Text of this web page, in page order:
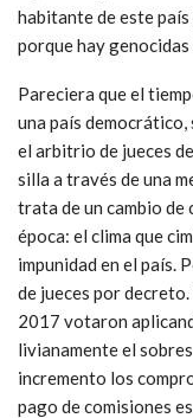
habitante de este
porque hay genocidas
Pareciera que el
una país democrático,
el arbitrio de jueces
silla a través de una
trata de un cambio de
época: el clima que
impunidad en el país.
de jueces por decreto.
2017 votaron
livianamente el
incremento los
pago de comisiones